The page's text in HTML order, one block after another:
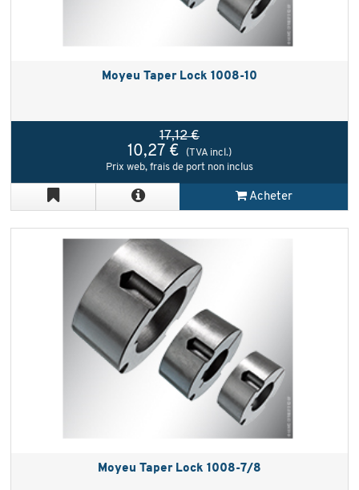
Moyeu Taper Lock 1008-10
17,12 €
10,27 €
(TVA incl.)
Prix web, frais de port non inclus
Acheter
Moyeu Taper Lock 1008-7/8